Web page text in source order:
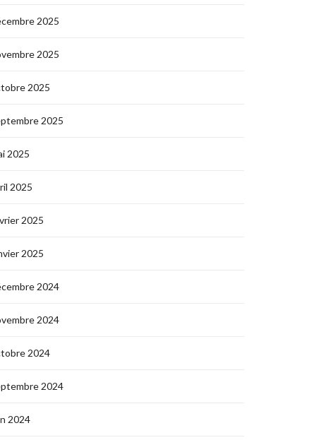
2025
2025
2025
2025
2025
2025
2025
2025
2024
2024
2024
2024
2024